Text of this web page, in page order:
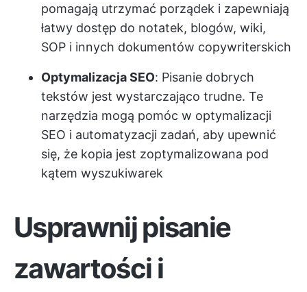
pomagają utrzymać porządek i zapewniają
łatwy dostęp do notatek, blogów, wiki,
SOP i innych dokumentów copywriterskich
Optymalizacja SEO: Pisanie dobrych
tekstów jest wystarczająco trudne. Te
narzędzia mogą pomóc w optymalizacji
SEO i automatyzacji zadań, aby upewnić
się, że kopia jest zoptymalizowana pod
kątem wyszukiwarek
Usprawnij pisanie
zawartości i